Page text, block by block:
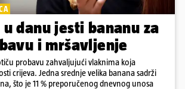
u danu jesti bananu za
i mršavljenje
probavu zahvaljujući vlaknima koja
crijeva. Jedna srednje velika banana sadrži
što je 11 % preporučenog dnevnog unosa